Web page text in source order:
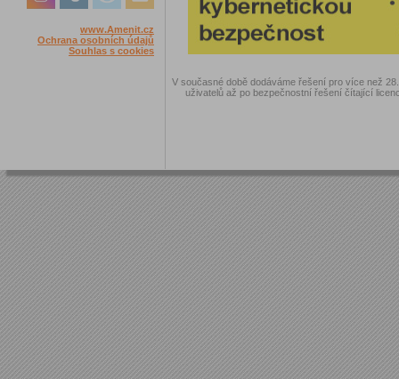
www.Amenit.cz
Ochrana osobních údajů
Souhlas s cookies
V současné době dodáváme řešení pro více než
uživatelů až po bezpečnostní řešení čítající